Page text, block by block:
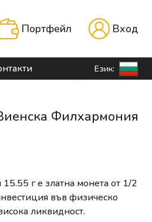
Портфейл Вход
Език:
Филхармония
г е златна монета от 1/2
във физическо
ликвидност.